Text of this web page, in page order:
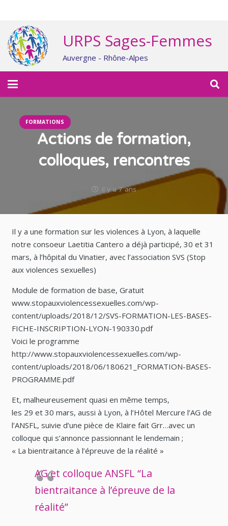
URPS Sages-Femmes
Auvergne - Rhône-Alpes
FORMATIONS
Actions de formation,
colloques, rencontres
il y a 7 ans
Il y a une formation sur les violences à Lyon, à laquelle
notre consoeur Laetitia Cantero a déjà participé, 30 et 31
mars, à l’hôpital du Vinatier, avec l’association SVS (Stop
aux violences sexuelles)
Module de formation de base, Gratuit
www.stopauxviolencessexuelles.com/wp-
content/uploads/2018/12/SVS-FORMATION-LES-BASES-
FICHE-INSCRIPTION-LYON-190330.pdf
Voici le programme
http://www.stopauxviolencessexuelles.com/wp-
content/uploads/2018/06/180621_FORMATION-BASES-
PROGRAMME.pdf
Et, malheureusement quasi en même temps,
les 29 et 30 mars, aussi à Lyon, à l’Hôtel Mercure l’AG de
l’ANSFL, suivie d’une pièce de Klaire fait Grr…avec un
colloque qui s’annonce passionnant le lendemain ;
« La bientraitance à l’épreuve de la réalité »
AG et colloque ANSFL “La
bientraitance à l’épreuve de la
réalité”